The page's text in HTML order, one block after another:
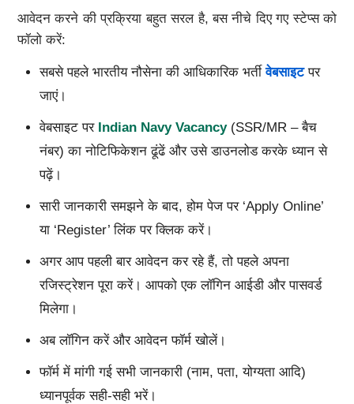
आवेदन करने की प्रक्रिया बहुत सरल है, बस नीचे दिए गए स्टेप्स को
फॉलो करें:
सबसे पहले भारतीय नौसेना की आधिकारिक भर्तीवेबसाइटपर
जाएं।
वेबसाइट पर Indian Navy Vacancy(SSR/MR – बैच
नंबर) का नोटिफिकेशन ढूंढें और उसे डाउनलोड करके ध्यान से
पढ़ें।
सारी जानकारी समझने के बाद, होम पेज पर ‘Apply Online’
या ‘Register’ लिंक पर क्लिक करें।
अगर आप पहली बार आवेदन कर रहे हैं, तो पहले अपना
रजिस्ट्रेशन पूरा करें। आपको एक लॉगिन आईडी और पासवर्ड
मिलेगा।
अब लॉगिन करें और आवेदन फॉर्म खोलें।
फॉर्म में मांगी गई सभी जानकारी (नाम, पता, योग्यता आदि)
ध्यानपूर्वक सही-सही भरें।